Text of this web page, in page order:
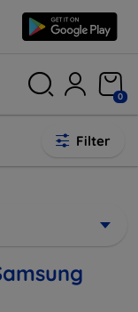
0
Filter